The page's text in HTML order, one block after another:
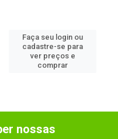
Faça seu login ou
cadastre-se para
ver preços e
comprar
nossas